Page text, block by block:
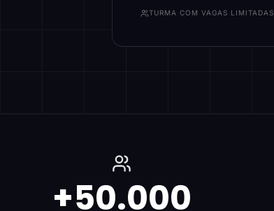
TURMA COM VAGAS LIMITADAS
+50.000